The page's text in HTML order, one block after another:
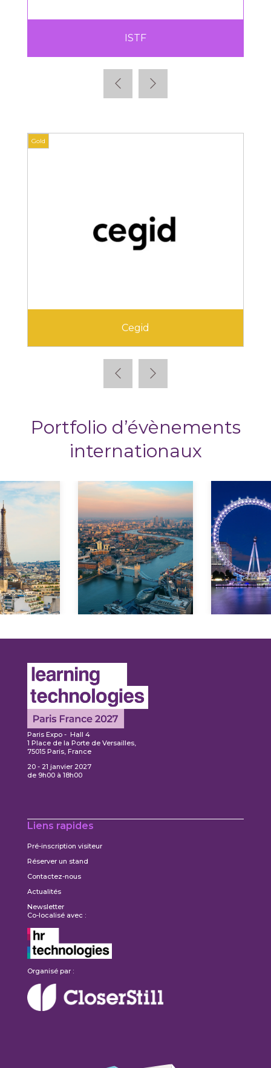
ISTF
Gold
Cegid
Portfolio d’évènements
internationaux
En savoir
plus
Paris Expo - Hall 4
1 Place de la Porte de Versailles,
75015 Paris, France
20 - 21 janvier 2027
de 9h00 à 18h00
Liens rapides
Pré-inscription visiteur
Réserver un stand
Contactez-nous
Actualités
Newsletter
Co-localisé avec :
Organisé par :